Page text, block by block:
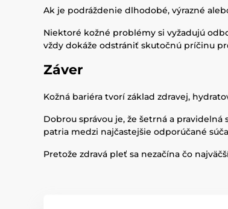
Ak je podráždenie dlhodobé, výrazné
Niektoré kožné problémy si vyžadujú
vždy dokáže odstrániť skutočnú príčinu
Záver
Kožná bariéra tvorí základ zdravej,
Dobrou správou je, že šetrná a
patria medzi najčastejšie odporúčané
Pretože zdravá pleť sa nezačína čo